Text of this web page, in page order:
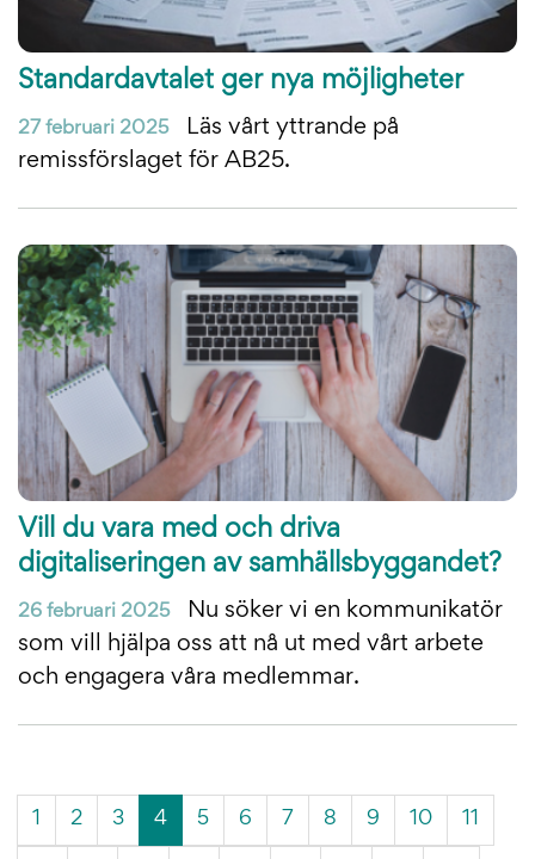
Standardavtalet ger nya möjligheter
27 februari 2025
Läs vårt yttrande på
remissförslaget för AB25.
Vill du vara med och driva
digitaliseringen av samhällsbyggandet?
26 februari 2025
Nu söker vi en kommunikatör
som vill hjälpa oss att nå ut med vårt arbete
och engagera våra medlemmar.
1 2 3 4(Aktuell
sida)
5 6 7 8 9 10 11